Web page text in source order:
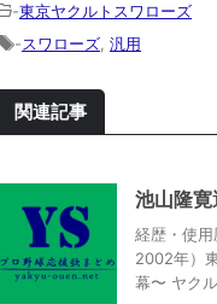
-東京ヤクルトスワローズ
-スワローズ, 汎用
関連記事
池山隆
経歴・使
2002年）
幕〜 ヤク